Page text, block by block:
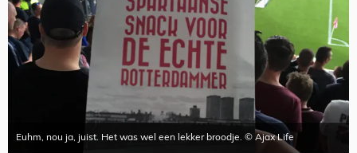
Euhm, nou ja, juist. Het was wel een lekker broodje. © Ajax Life